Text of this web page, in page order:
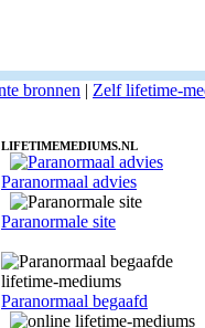
bronnen | Zelf lifetime-
LIFETIMEMEDIUMS.NL
Paranormaal advies
Paranormale site
Paranormaal begaafd